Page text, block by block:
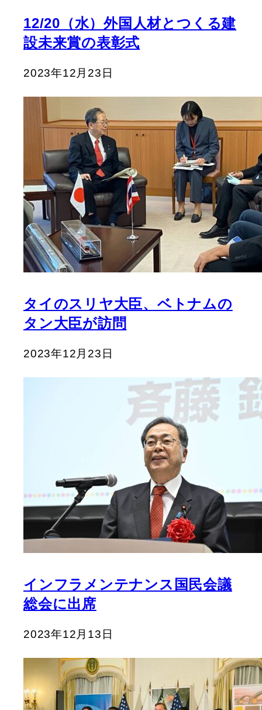
12/20（水）外国人材とつくる建
設未来賞の表彰式
2023年12月23日
タイのスリヤ大臣、ベトナムの
タン大臣が訪問
2023年12月23日
インフラメンテナンス国民会議
総会に出席
2023年12月13日